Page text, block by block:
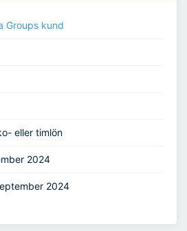
Groups kund
eller timlön
2024
2024